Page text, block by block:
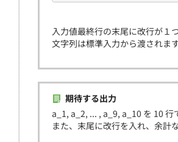
入力値最終行の末尾に改行が１
文字列は標準入力から渡されます
期待する出力
a_1, a_2, ... , a_9, a_10 を 10 行
また、末尾に改行を入れ、余計